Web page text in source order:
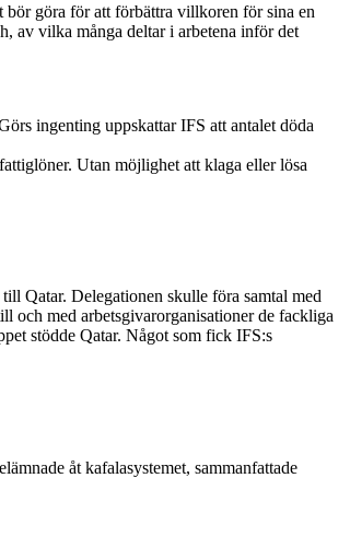
bör göra för att förbättra villkoren för sina en
av vilka många deltar i arbetena inför det
ingenting uppskattar IFS att antalet döda
Utan möjlighet att klaga eller lösa
Qatar. Delegationen skulle föra samtal med
och med arbetsgivarorganisationer de fackliga
stödde Qatar. Något som fick IFS:s
åt kafalasystemet, sammanfattade